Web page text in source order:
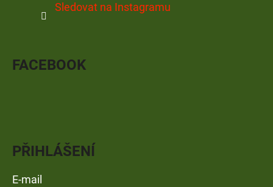
Sledovat na Instagramu
FACEBOOK
PŘIHLÁŠENÍ
E-mail